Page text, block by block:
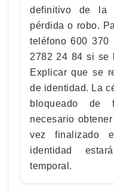
definitivo de la
pérdida o robo.
teléfono 600
2782 24 84 si se
Explicar que se
de identidad. La
bloqueado de
necesario
vez finalizado
identidad
temporal.